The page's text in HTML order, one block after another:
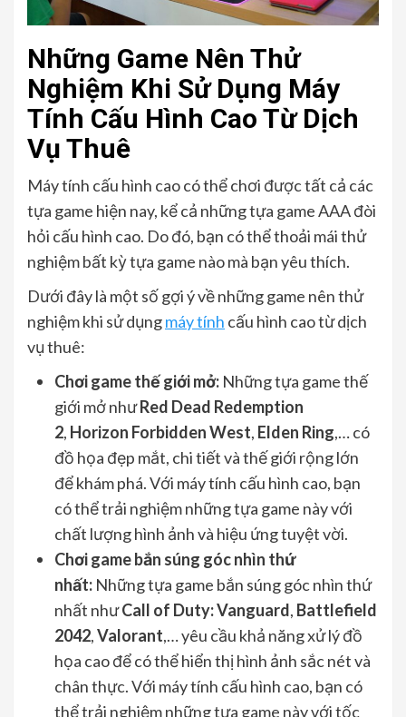
Những Game Nên Thử
Nghiệm Khi Sử Dụng Máy
Tính Cấu Hình Cao Từ Dịch
Vụ Thuê
Máy tính cấu hình cao có thể chơi được tất cả các
tựa game hiện nay, kể cả những tựa game AAA đòi
hỏi cấu hình cao. Do đó, bạn có thể thoải mái thử
nghiệm bất kỳ tựa game nào mà bạn yêu thích.
Dưới đây là một số gợi ý về những game nên thử
nghiệm khi sử dụngmáy tính cấu hình cao từ dịch
vụ thuê:
Chơi game thế giới mở: Những tựa game thế
giới mở nhưRed Dead Redemption
2, Horizon Forbidden West, Elden Ring,… có
đồ họa đẹp mắt, chi tiết và thế giới rộng lớn
để khám phá. Với máy tính cấu hình cao, bạn
có thể trải nghiệm những tựa game này với
chất lượng hình ảnh và hiệu ứng tuyệt vời.
Chơi game bắn súng góc nhìn thứ
nhất: Những tựa game bắn súng góc nhìn thứ
nhất nhưCall of Duty: Vanguard, Battlefield
2042,Valorant,… yêu cầu khả năng xử lý đồ
họa cao để có thể hiển thị hình ảnh sắc nét và
chân thực. Với máy tính cấu hình cao, bạn có
thể trải nghiệm những tựa game này với tốc